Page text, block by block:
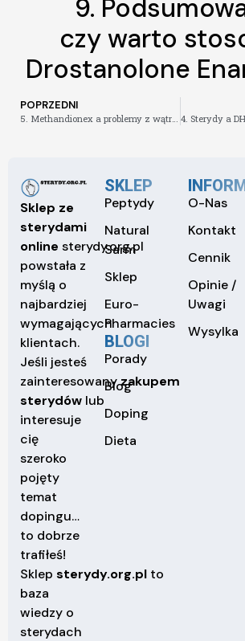
9.
czy warto
Drostanolone
POPRZEDNI
Sklep ze
sterydami
online sterydy.org.pl
powstała z
myślą o
najbardziej
wymagających
klientach.
Jeśli jesteś
zainteresowanyzakupem
sterydów lub
interesuje
cię
szeroko
pojęty
temat
dopingu…
to dobrze
trafiłeś!
Sklep sterydy.org.pl to
baza
wiedzy o
sterydach
SKLEP
Peptydy
Natural
Sarm
Sklep
Euro-
Pharmacies
BLOGI
Porady
Blog
Doping
Dieta
O-Nas
Kontakt
Cennik
Opinie /
Uwagi
Wysylka